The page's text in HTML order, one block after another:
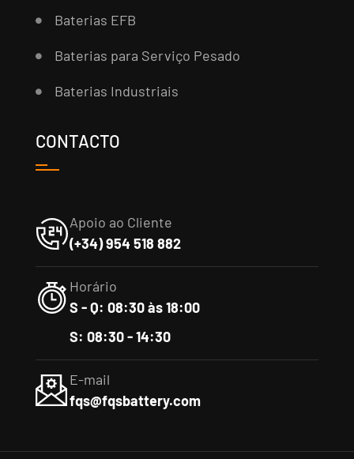
Baterias EFB
Baterias para Serviço Pesado
Baterias Industriais
CONTACTO
Apoio ao Cliente
(+34) 954 518 882
Horário
S - Q: 08:30 às 18:00
S: 08:30 - 14:30
E-mail
fqs@fqsbattery.com